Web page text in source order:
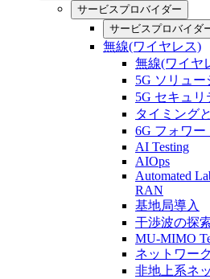
サービスプロバイダー
サービスプロバイダ
無線(ワイヤレス)
無線(ワイヤ
5G ソリュー
5G セキュリ
タイミング
6G フォワー
AI Testing
AIOps
Automated
RAN
基地局導入
干渉波の探
MU-MIMO
ネットワー
非地上系ネ